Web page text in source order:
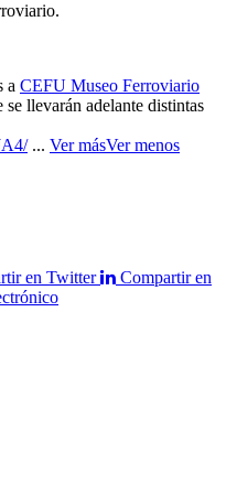
a CEFU Museo Ferroviario
llevarán adelante distintas
... Ver másVer menos
en Twitter
Compartir en